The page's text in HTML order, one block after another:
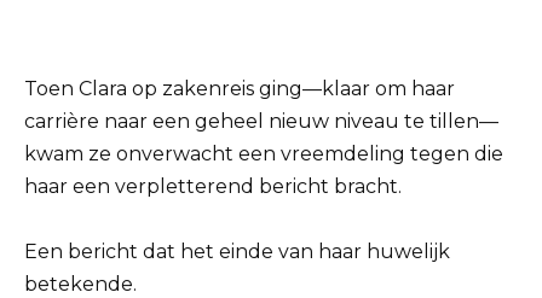
Toen Clara op zakenreis ging—klaar om haar
carrière naar een geheel nieuw niveau te tillen—
kwam ze onverwacht een vreemdeling tegen die
haar een verpletterend bericht bracht.
Een bericht dat het einde van haar huwelijk
betekende.